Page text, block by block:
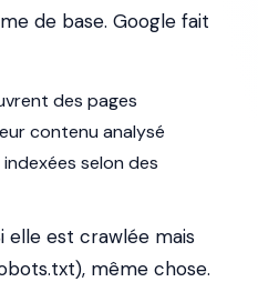
de base. Google fait
des pages
contenu analysé
selon des
elle est crawlée mais
même chose.